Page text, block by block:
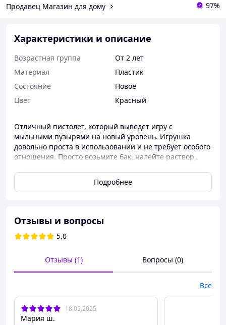
Продавец Магазин для дому 97%
Характеристики и описание
Возрастная группа
От 2 лет
Материал
Пластик
Состояние
Новое
Цвет
Красный
Отличный пистолет, который выведет игру с
мыльными пузырями на новый уровень. Игрушка
довольно проста в использовании и не требует особого
отношения. Просто возьмите бак, налейте раствор,
интуитивно понятное управление позволит
насладиться развлечением даже самым маленьким.
комплект)
Подробнее
Отзывы и вопросы
5.0
Отзывы (1) Вопросы (0)
Все
18.05.2025
Мария ш.